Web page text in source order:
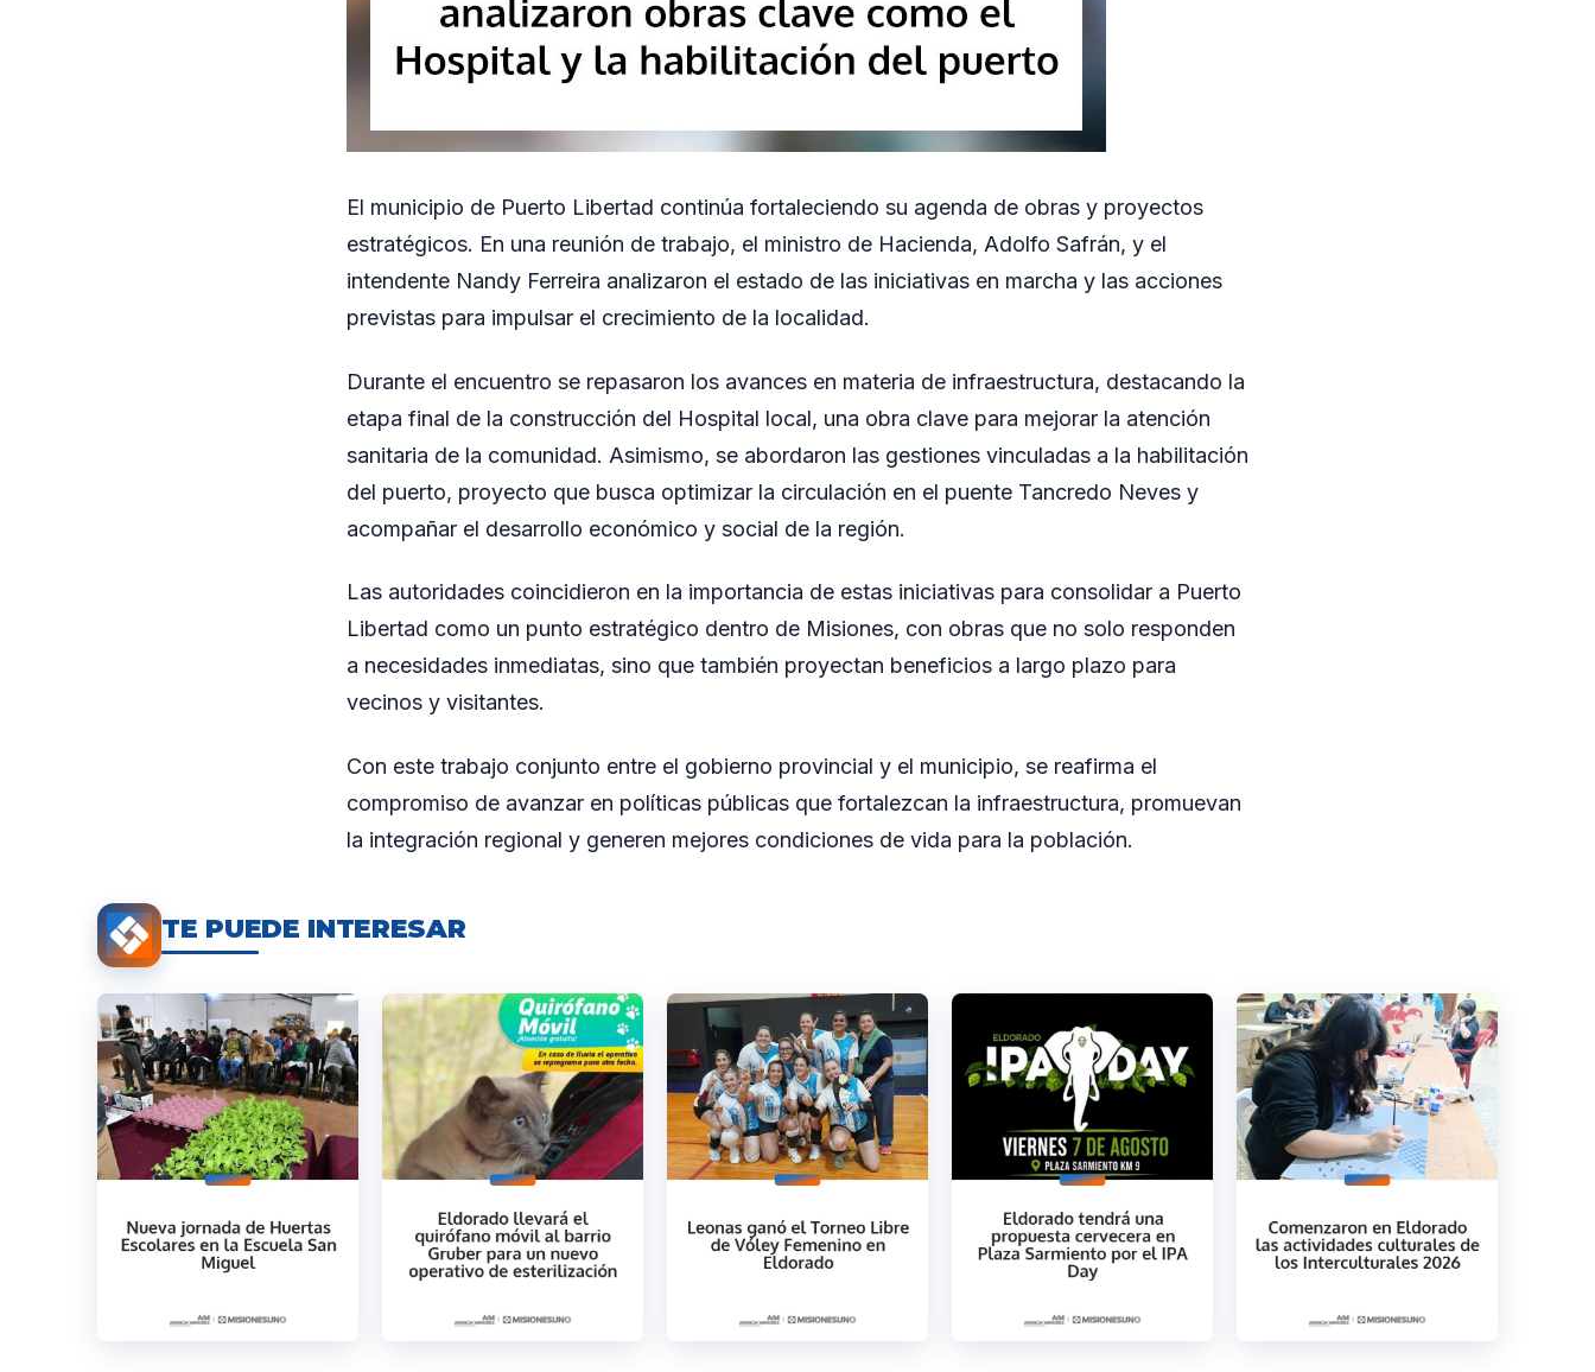
El municipio de Puerto Libertad continúa fortaleciendo su agenda de obras y proyectos
estratégicos. En una reunión de trabajo, el ministro de Hacienda, Adolfo Safrán, y el
intendente Nandy Ferreira analizaron el estado de las iniciativas en marcha y las acciones
previstas para impulsar el crecimiento de la localidad.
Durante el encuentro se repasaron los avances en materia de infraestructura, destacando la
etapa final de la construcción del Hospital local, una obra clave para mejorar la atención
sanitaria de la comunidad. Asimismo, se abordaron las gestiones vinculadas a la habilitación
del puerto, proyecto que busca optimizar la circulación en el puente Tancredo Neves y
acompañar el desarrollo económico y social de la región.
Las autoridades coincidieron en la importancia de estas iniciativas para consolidar a Puerto
Libertad como un punto estratégico dentro de Misiones, con obras que no solo responden
a necesidades inmediatas, sino que también proyectan beneficios a largo plazo para
vecinos y visitantes.
Con este trabajo conjunto entre el gobierno provincial y el municipio, se reafirma el
compromiso de avanzar en políticas públicas que fortalezcan la infraestructura, promuevan
la integración regional y generen mejores condiciones de vida para la población.
TE PUEDE INTERESAR